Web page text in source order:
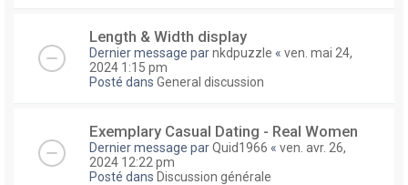
Length & Width display
Dernier message parnkdpuzzle « ven. mai 24,
2024 1:15 pm
Posté dans General discussion
Exemplary Сasual Dating - Real Women
Dernier message parQuid1966 « ven. avr. 26,
2024 12:22 pm
Posté dans Discussion générale